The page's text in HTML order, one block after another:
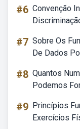
#6 Convenção
#7 Sobre Os
De Dados
#8 Quantos
Podemos
#9 Princípios
Exercícios